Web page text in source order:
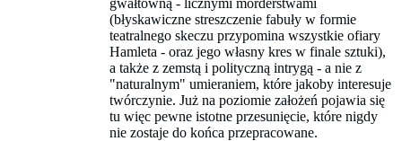
(błyskawiczne streszczenie fabuły w formie
teatralnego skeczu przypomina wszystkie ofiary
Hamleta - oraz jego własny kres w finale sztuki),
a także z zemstą i polityczną intrygą - a nie z
"naturalnym" umieraniem, które jakoby interesuje
twórczynie. Już na poziomie założeń pojawia się
tu więc pewne istotne przesunięcie, które nigdy
nie zostaje do końca przepracowane.